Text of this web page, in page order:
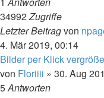
34992Zugriffe
Letzter Beitragvon
4. Mär 2019, 00:14
Bilder per Klick
von Floriiii » 30. Aug
5Antworten